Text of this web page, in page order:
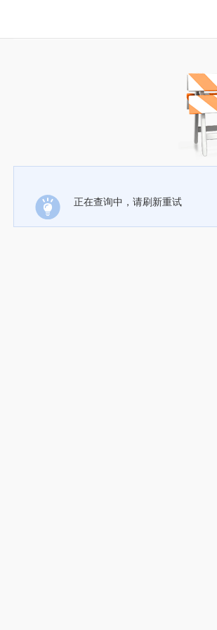
正在查询中，请刷新重试